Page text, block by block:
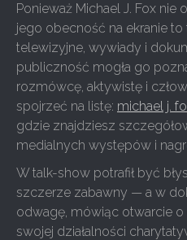
Ponieważ Michael J. Fox nie
jego obecność na ekranie
telewizyjne, wywiady i
publiczność mogła go
rozmówcę, aktywistę i
spojrzeć na listę: michael j.
gdzie znajdziesz
medialnych występów i
W talk-show potrafił być
szczerze zabawny — a w
odwagę, mówiąc otwarcie o
swojej działalności